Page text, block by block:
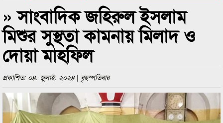
পুরস্কার বিতরণ সম্পন্ন
সিলেটে বাংলাদেশ গ্রুপ থিয়েটার
» সাংবাদিক জহিরুল ইসলাম
মিশুর সুস্থতা কামনায় মিলাদ ও
দোয়া মাহফিল
প্রকাশিত: ০৪. জুলাই. ২০২৪ | বৃহস্পতিবার